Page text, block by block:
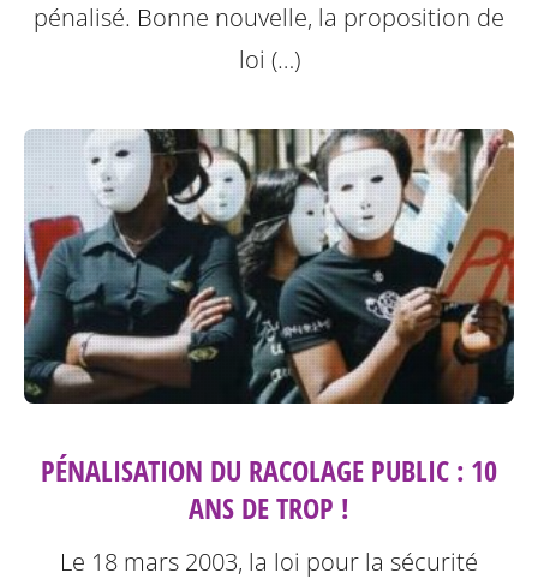
pénalisé. Bonne nouvelle, la proposition de
loi (…)
PÉNALISATION DU RACOLAGE PUBLIC : 10
ANS DE TROP !
Le 18 mars 2003, la loi pour la sécurité